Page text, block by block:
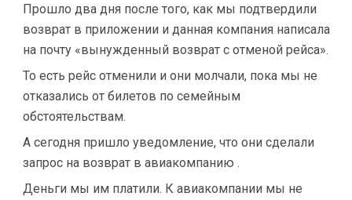
Прошло два дня после того, как мы подтвердили
возврат в приложении и данная компания написала
на почту «вынужденный возврат с отменой рейса».
То есть рейс отменили и они молчали, пока мы не
отказались от билетов по семейным
обстоятельствам.
А сегодня пришло уведомление, что они сделали
запрос на возврат в авиакомпанию .
Деньги мы им платили. К авиакомпании мы не